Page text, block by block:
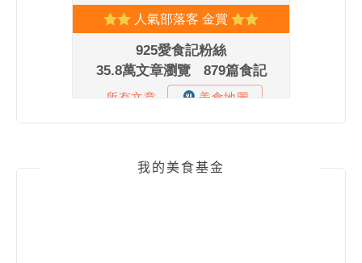
我的美食基金